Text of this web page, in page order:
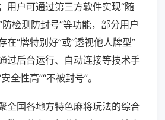
用户可通过第三方软件实现“随
防检测防封号”等功能，部分用户
在“牌特别好”或“透视他人牌型”
过后台运行、自动连接等技术手
全性高”“不被封号”。
全国各地方特色麻将玩法的综合